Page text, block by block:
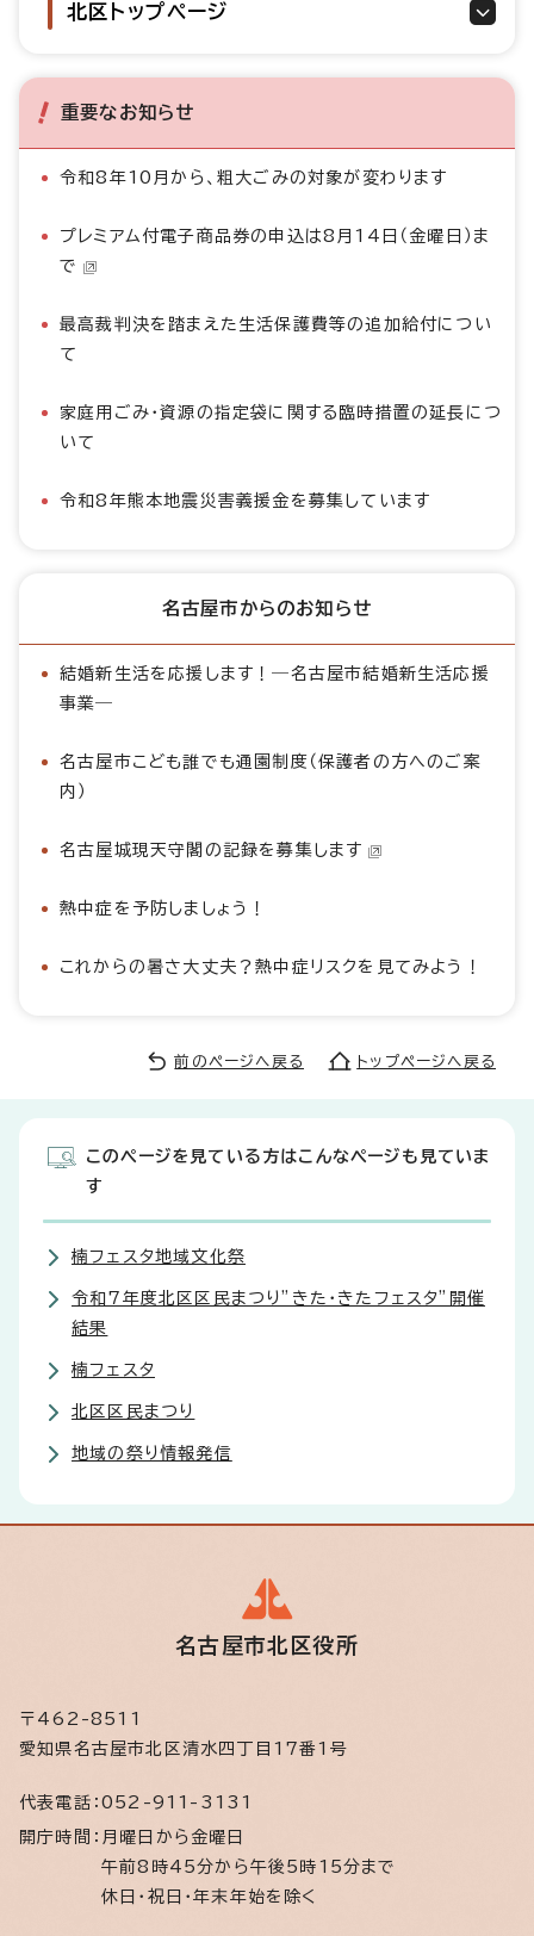
北区トップページ
重要なお知らせ
令和8年10月から、粗大ごみの対象が変わります
プレミアム付電子商品券の申込は8月14日（金曜日）ま
で
最高裁判決を踏まえた生活保護費等の追加給付につい
て
家庭用ごみ・資源の指定袋に関する臨時措置の延長につ
いて
令和8年熊本地震災害義援金を募集しています
名古屋市からのお知らせ
結婚新生活を応援します！―名古屋市結婚新生活応援
事業―
名古屋市こども誰でも通園制度（保護者の方へのご案
内）
名古屋城現天守閣の記録を募集します
熱中症を予防しましょう！
これからの暑さ大丈夫？熱中症リスクを見てみよう！
前のページへ戻る トップページへ戻る
このページを見ている方はこんなページも見ていま
す
楠フェスタ地域文化祭
令和7年度北区区民まつり”きた・きたフェスタ”開催
結果
楠フェスタ
北区区民まつり
地域の祭り情報発信
名古屋市北区役所
〒462-8511
愛知県名古屋市北区清水四丁目17番1号
代表電話： 052-911-3131
開庁時間： 月曜日から金曜日
午前8時45分から午後5時15分まで
休日・祝日・年末年始を除く